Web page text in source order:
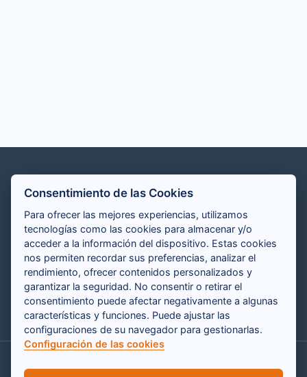
REDES SOCIALES
Consentimiento de las Cookies
Para ofrecer las mejores experiencias, utilizamos
tecnologías como las cookies para almacenar y/o
acceder a la información del dispositivo. Estas cookies
nos permiten recordar sus preferencias, analizar el
rendimiento, ofrecer contenidos personalizados y
garantizar la seguridad. No consentir o retirar el
consentimiento puede afectar negativamente a algunas
características y funciones. Puede ajustar las
configuraciones de su navegador para gestionarlas.
Configuración de las cookies